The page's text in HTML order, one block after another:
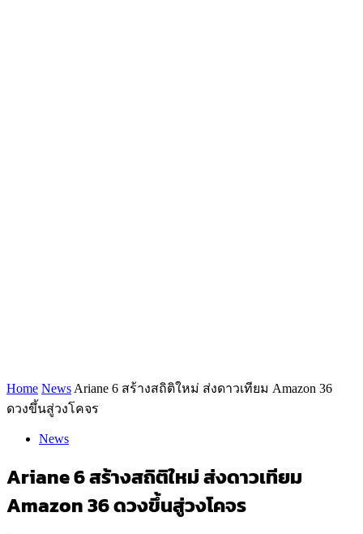
Home News Ariane 6 สร้างสถิติใหม่ ส่งดาวเทียม Amazon 36
ดวงขึ้นสู่วงโคจร
News
Ariane 6 สร้างสถิติใหม่ ส่งดาวเทียม
Amazon 36 ดวงขึ้นสู่วงโคจร